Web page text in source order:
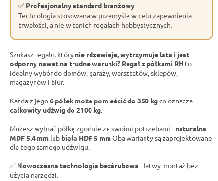
✅ Profesjonalny standard branżowy
Technologia stosowana w przemyśle w celu zapewnienia
trwałości, a nie w tanich regałach hobbystycznych.
Szukasz regału, który nie rdzewieje, wytrzymuje lata i jest
odporny nawet na trudne warunki? Regał z półkami RH to
idealny wybór do domów, garaży, warsztatów, sklepów,
magazynów i biur.
Każda z jego6 półek może pomieścić do 350 kgco oznacza
całkowity udźwig do 2100 kg
Możesz wybrać półkę zgodnie ze swoimi potrzebami - naturalna
MDF 5,4 mm lub biała HDF 5 mmOba warianty są zaprojektowane
dla tego samego udźwigu.
✅ Nowoczesna technologia bezśrubowa - łatwy montaż bez
użycia narzędzi.